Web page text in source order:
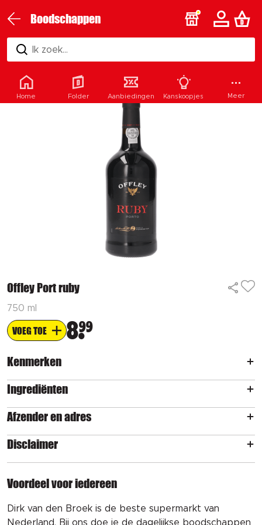
Boodschappen
Ik zoek...
Offley Port ruby
750 ml
VOEG TOE 899
Kenmerken
Ingrediënten
Afzender en adres
Disclaimer
Voordeel voor iedereen
Dirk van den Broek is de beste supermarkt van
Nederland. Bij ons doe je de dagelijkse boodschappen
Home Folder Aanbiedingen Kanskoopjes Meer